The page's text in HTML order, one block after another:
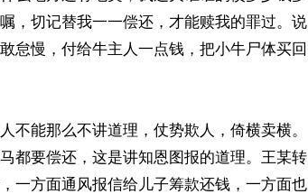
，切记替我一一偿还，才能赎我的罪过。说
怠慢，付给牛主人一点钱，把小牛尸体买回
不能那么不讲道理，仗势欺人，倚横卖横。
都要偿还，这是讲知恩图报的道理。王某转
一方面通风报信给儿子筹款还钱，一方面也